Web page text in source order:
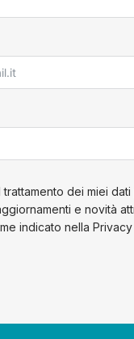
dei miei dati
e novità
indicato nella Privacy